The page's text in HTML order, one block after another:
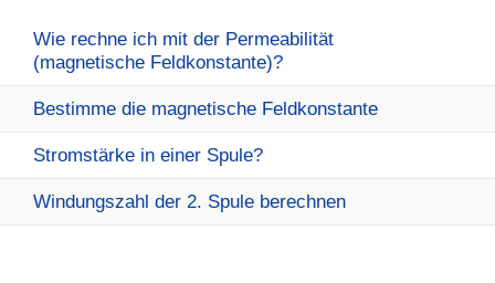
Wie rechne ich mit der Permeabilität
(magnetische Feldkonstante)?
Bestimme die magnetische Feldkonstante
Stromstärke in einer Spule?
Windungszahl der 2. Spule berechnen